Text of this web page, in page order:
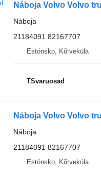
Náboja Volvo Volvo
Náboja
21184091 82167707
Estónsko, Kõrveküla
TSvaruosad
Náboja Volvo Volvo
Náboja
21184091 82167707
Estónsko, Kõrveküla